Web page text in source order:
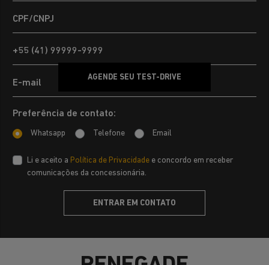
Preferência de contato:
Whatsapp Telefone Email
Li e aceito a Política de Privacidade e concordo em receber
comunicações da concessionária.
ENTRAR EM CONTATO
AGENDE SEU TEST-DRIVE